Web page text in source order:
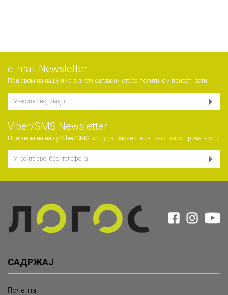
е-mail Newsletter
Пријавом на нашу имејл листу сагласни сте са политиком приватности
Viber/SMS Newsletter
Пријавом на нашу Viber/SMS листу сагласни сте са политиком приватности
САДРЖАЈ
Почетна